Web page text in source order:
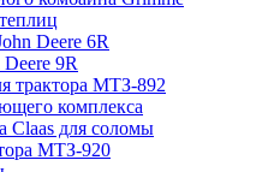
Deere 6R
9R
трактора МТЗ-892
комплекса
Claas для соломы
МТЗ-920